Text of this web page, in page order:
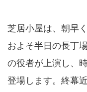
芝居小屋は、朝早
およそ半日の長丁
の役者が上演し、
登場します。終幕